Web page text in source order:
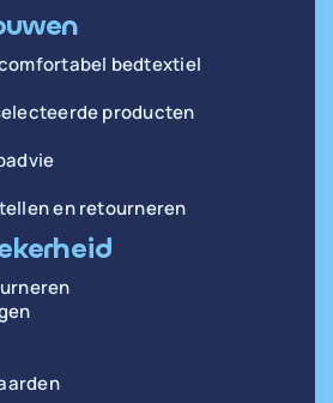
bedtextiel
producten
en retourneren